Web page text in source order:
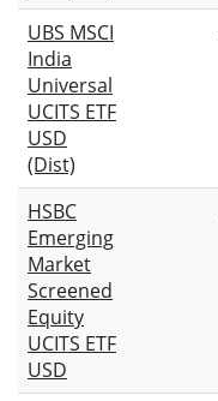
UBS MSCI
India
Universal
UCITS ETF
USD
(Dist)
HSBC
Emerging
Market
Screened
Equity
UCITS ETF
USD